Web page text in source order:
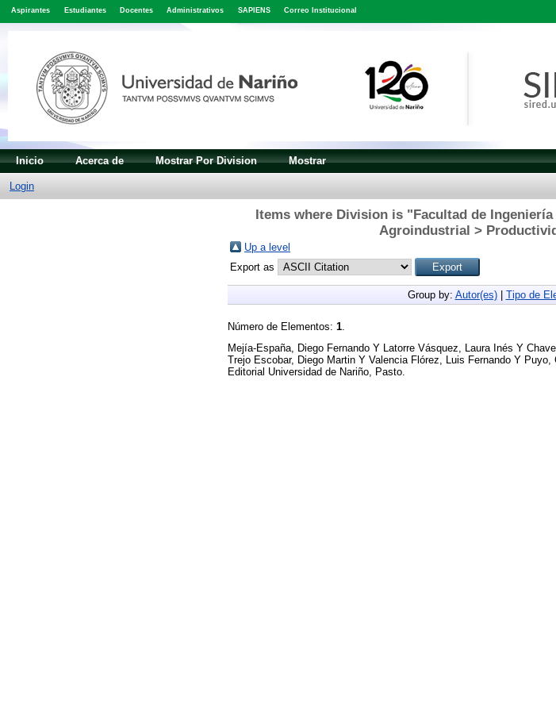
Aspirantes Estudiantes Docentes Administrativos SAPIENS Correo Institucional
Inicio Acerca de Mostrar Por Division Mostrar
Login
Items where Division is "Facultad de
Agroindustrial >
Up a level
Export as
Group by: Autor(es)| Tipo de
Número de Elementos: 1
Mejía-España, Diego Fernando Y Latorre Vásquez, Laura Inés Y
Trejo Escobar, Diego Martin Y Valencia Flórez, Luis Fernando Y Puyo,
Editorial Universidad de Nariño, Pasto.